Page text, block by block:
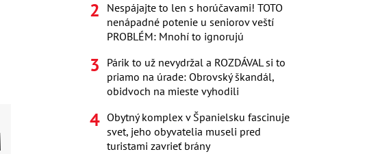
Nespájajte to len s horúčavami! TOTO
nenápadné potenie u seniorov veští
PROBLÉM: Mnohí to ignorujú
Párik to už nevydržal a ROZDÁVAL si to
priamo na úrade: Obrovský škandál,
obidvoch na mieste vyhodili
Obytný komplex v Španielsku fascinuje
svet, jeho obyvatelia museli pred
turistami zavrieť brány